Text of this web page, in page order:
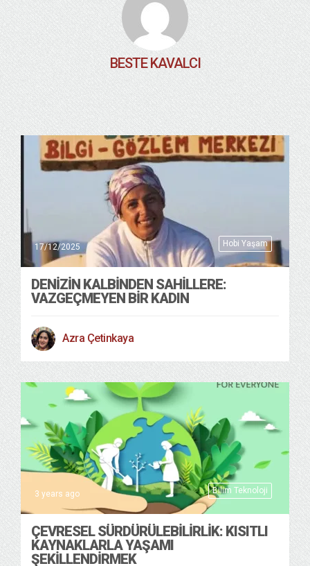
BESTE KAVALCI
Hobi Yaşam
17/12/2025
DENİZİN KALBİNDEN SAHİLLERE:
VAZGEÇMEYEN BİR KADIN
Azra Çetinkaya
Bilim Teknoloji
3 years ago
ÇEVRESEL SÜRDÜRÜLEBILIRLIK: KISITLI
KAYNAKLARLA YAŞAMI
ŞEKILLENDIRMEK